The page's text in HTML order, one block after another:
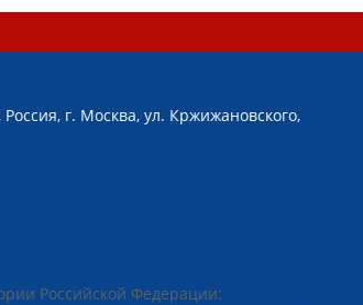
г. Москва, ул. Кржижановского,
Российской Федерации: